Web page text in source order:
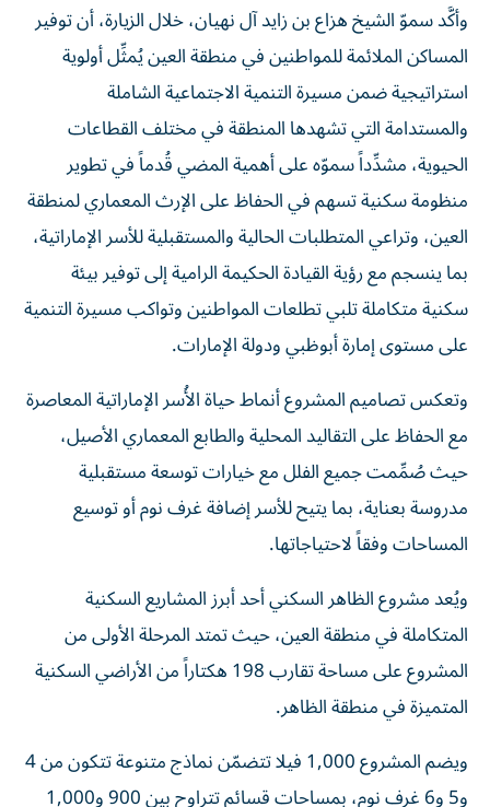
وأكَّد سموّ الشيخ هزاع بن زايد آل نهيان، خلال الزيارة، أن توفير
المساكن الملائمة للمواطنين في منطقة العين يُمثِّل أولوية
استراتيجية ضمن مسيرة التنمية الاجتماعية الشاملة
والمستدامة التي تشهدها المنطقة في مختلف القطاعات
الحيوية، مشدِّداً سموّه على أهمية المضي قُدماً في تطوير
منظومة سكنية تسهم في الحفاظ على الإرث المعماري لمنطقة
العين، وتراعي المتطلبات الحالية والمستقبلية للأسر الإماراتية،
بما ينسجم مع رؤية القيادة الحكيمة الرامية إلى توفير بيئة
سكنية متكاملة تلبي تطلعات المواطنين وتواكب مسيرة التنمية
على مستوى إمارة أبوظبي ودولة الإمارات.
وتعكس تصاميم المشروع أنماط حياة الأُسر الإماراتية المعاصرة
مع الحفاظ على التقاليد المحلية والطابع المعماري الأصيل،
حيث صُمِّمت جميع الفلل مع خيارات توسعة مستقبلية
مدروسة بعناية، بما يتيح للأسر إضافة غرف نوم أو توسيع
المساحات وفقاً لاحتياجاتها.
ويُعد مشروع الظاهر السكني أحد أبرز المشاريع السكنية
المتكاملة في منطقة العين، حيث تمتد المرحلة الأولى من
المشروع على مساحة تقارب 198 هكتاراً من الأراضي السكنية
المتميزة في منطقة الظاهر.
ويضم المشروع 1,000 فيلا تتضمّن نماذج متنوعة تتكون من 4
و5 و6 غرف نوم، بمساحات قسائم تتراوح بين 900 و1,000